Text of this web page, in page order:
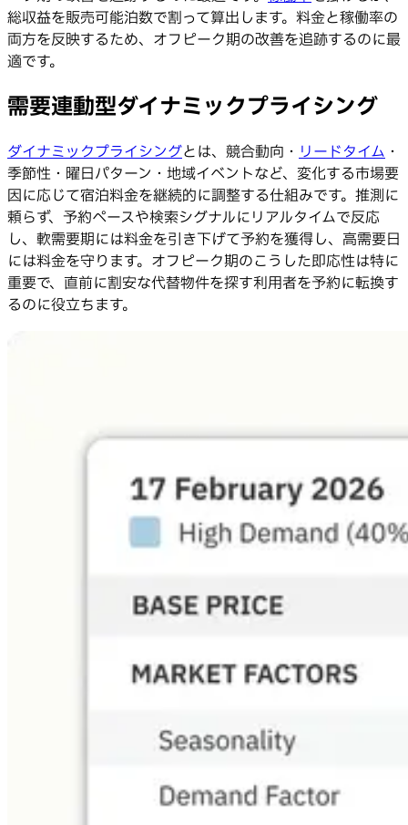
総収益を販売可能泊数で割って算出します。料金と稼働率の
両方を反映するため、オフピーク期の改善を追跡するのに最
適です。
需要連動型ダイナミックプライシング
ダイナミックプライシングとは、競合動向・ リードタイム ・
季節性・曜日パターン・地域イベントなど、変化する市場要
因に応じて宿泊料金を継続的に調整する仕組みです。推測に
頼らず、予約ペースや検索シグナルにリアルタイムで反応
し、軟需要期には料金を引き下げて予約を獲得し、高需要日
には料金を守ります。オフピーク期のこうした即応性は特に
重要で、直前に割安な代替物件を探す利用者を予約に転換す
るのに役立ちます。